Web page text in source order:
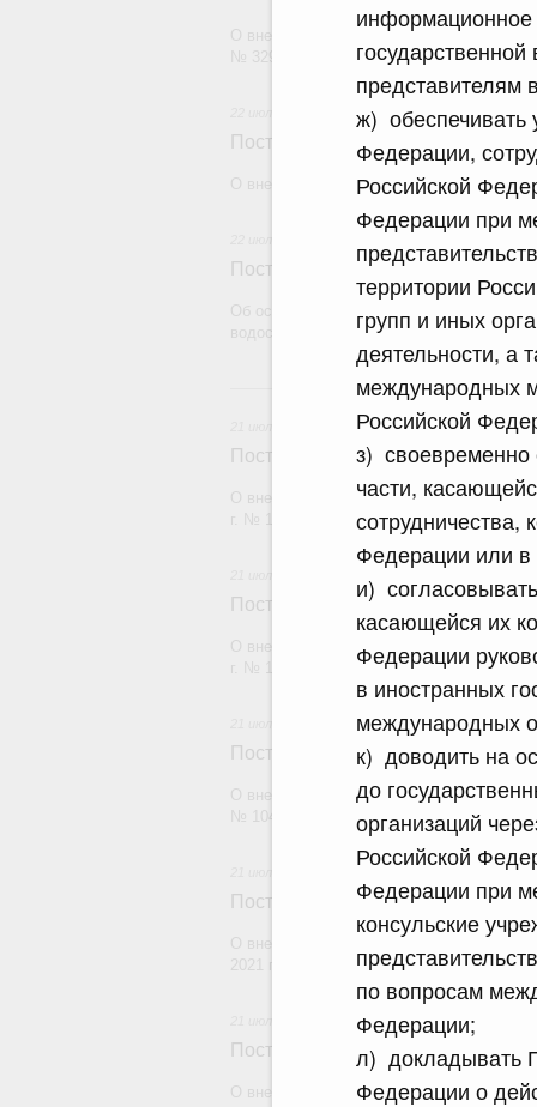
информационное
представителям
ж) обеспечивать
Федерации,
Российской
Федерации при
территории
групп и иных
деятельности, а
международных
Российской
з) своевременно
части,
сотрудничества,
Федерации или в
и)
касающейся их
Федерации
в иностранных
международных
к) доводить на
до
организаций
Российской
Федерации при
консульские
по вопросам
Федерации;
л) докладывать
Федерации о
О внесении изменения в постановление
Постановление Правительства
О внесении изменений в некоторые
Постановление Правительства
Об особенностях применения
водоснабжения и водоотведения
Постановление Правительства
О внесении изменений в постановление
Постановление Правительства
О внесении изменений в постановление
Постановление Правительства
О внесении изменений в постановление
Постановление Правительства
Постановление Правительства
О внесении изменения в постановление